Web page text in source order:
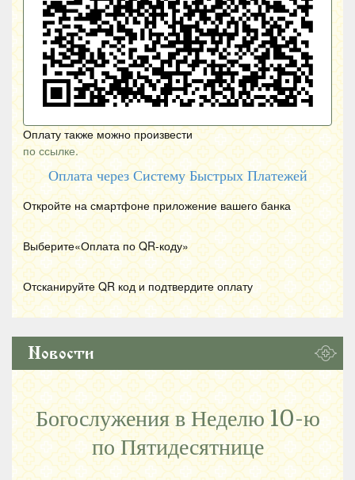
Оплату также можно произвести
по ссылке.
Оплата через Систему Быстрых Платежей
Откройте на смартфоне приложение вашего банка
Выберите«Оплата по QR-коду»
Отсканируйте QR код и подтвердите оплату
Новости
Богослужения в Неделю 10-ю
по Пятидесятнице